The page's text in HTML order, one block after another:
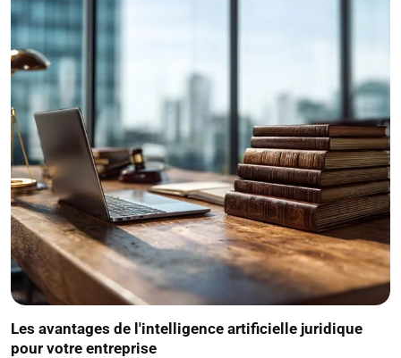
Les avantages de l'intelligence artificielle juridique
pour votre entreprise